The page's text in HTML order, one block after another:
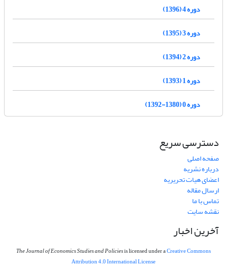
دوره 4 (1396)
دوره 3 (1395)
دوره 2 (1394)
دوره 1 (1393)
دوره 0 (1380-1392)
دسترسی سریع
صفحه اصلی
درباره نشریه
اعضای هیات تحریریه
ارسال مقاله
تماس با ما
نقشه سایت
آخرین اخبار
The Journal of Economics Studies and Policiesis licensed under aCreative Commons
Attribution 4.0 International License